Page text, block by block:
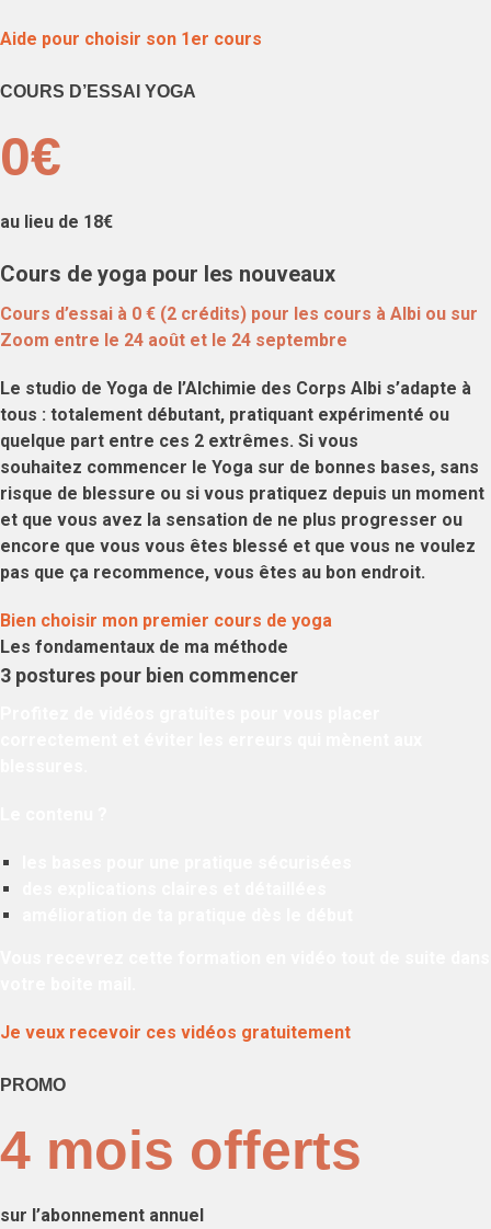
Aide pour choisir son 1er cours
COURS D’ESSAI YOGA
0€
au lieu de 18€
Cours de yoga pour les nouveaux
Cours d’essai à 0 € (2 crédits) pour les cours à Albi ou sur
Zoom entre le 24 août et le 24 septembre
Le studio de Yoga de l’Alchimie des Corps Albi s’adapte à
tous : totalement débutant, pratiquant expérimenté ou
quelque part entre ces 2 extrêmes. Si vous
souhaitez commencer le Yoga sur de bonnes bases, sans
risque de blessure ou si vous pratiquez depuis un moment
et que vous avez la sensation de ne plus progresser ou
encore que vous vous êtes blessé et que vous ne voulez
pas que ça recommence, vous êtes au bon endroit.
Bien choisir mon premier cours de yoga
Les fondamentaux de ma méthode
3 postures pour bien commencer
Je veux recevoir ces vidéos gratuitement
PROMO
4 mois offerts
sur l’abonnement annuel